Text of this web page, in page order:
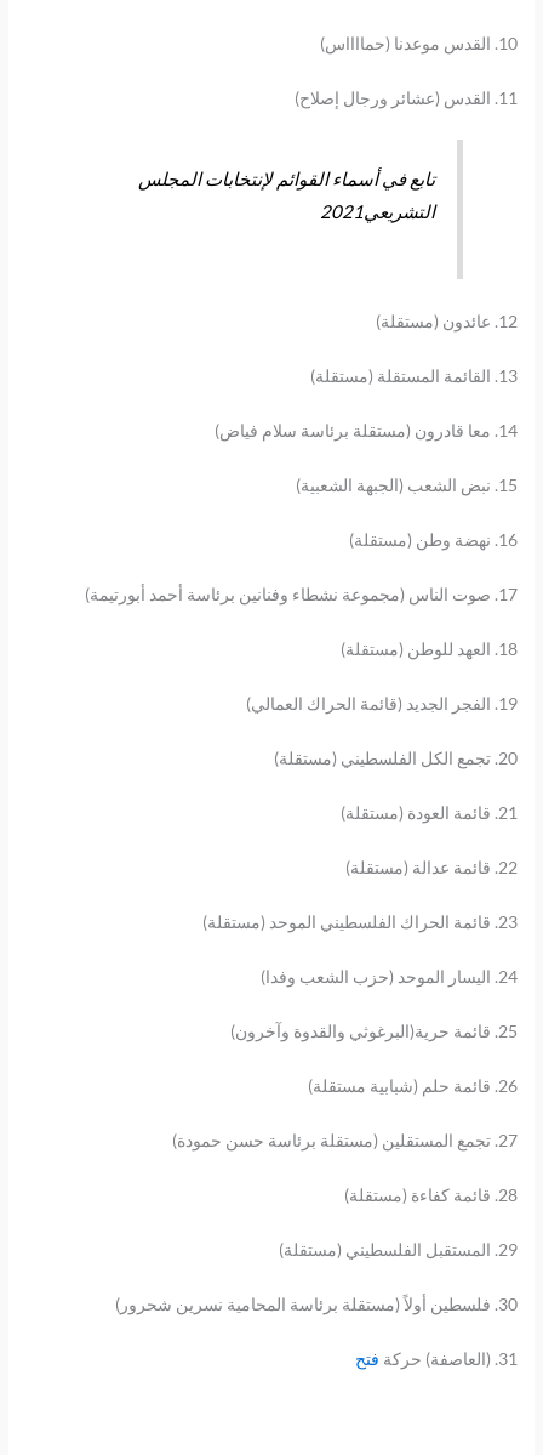
10. القدس موعدنا (حمااااس)
11. القدس (عشائر ورجال إصلاح)
تابع في أسماء القوائم لإنتخابات المجلس
التشريعي2021
12. عائدون (مستقلة)
13. القائمة المستقلة (مستقلة)
14. معا قادرون (مستقلة برئاسة سلام فياض)
15. نبض الشعب (الجبهة الشعبية)
16. نهضة وطن (مستقلة)
17. صوت الناس (مجموعة نشطاء وفنانين برئاسة أحمد أبورتيمة)
18. العهد للوطن (مستقلة)
19. الفجر الجديد (قائمة الحراك العمالي)
20. تجمع الكل الفلسطيني (مستقلة)
21. قائمة العودة (مستقلة)
22. قائمة عدالة (مستقلة)
23. قائمة الحراك الفلسطيني الموحد (مستقلة)
24. اليسار الموحد (حزب الشعب وفدا)
25. قائمة حرية(البرغوثي والقدوة وآخرون)
26. قائمة حلم (شبابية مستقلة)
27. تجمع المستقلين (مستقلة برئاسة حسن حمودة)
28. قائمة كفاءة (مستقلة)
29. المستقبل الفلسطيني (مستقلة)
30. فلسطين أولاً (مستقلة برئاسة المحامية نسرين شحرور)
31. (العاصفة) حركة فتح